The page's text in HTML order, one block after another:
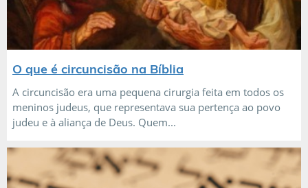
O que é circuncisão na Bíblia
A circuncisão era uma pequena cirurgia feita em todos os
meninos judeus, que representava sua pertença ao povo
judeu e à aliança de Deus. Quem...